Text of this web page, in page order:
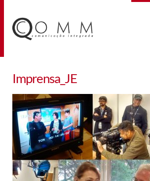
SOLUÇÕES INTEGRADAS
CASES
BLOG
Imprensa_JE